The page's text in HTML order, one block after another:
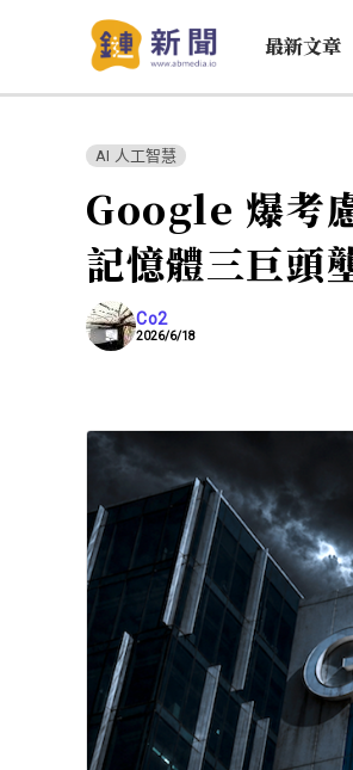
最新文章
AI 人工智慧
Google 爆考
記憶體三巨頭
Co2
2026/6/18